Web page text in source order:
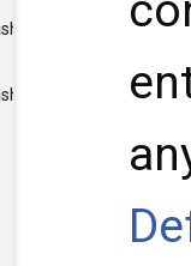
K_TO, V_TO >,
TO >, HashSet<